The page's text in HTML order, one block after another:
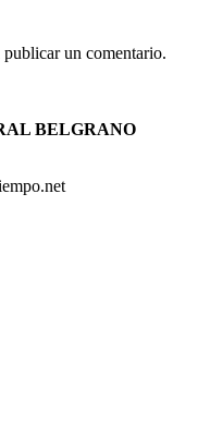
publicar un comentario.
BELGRANO